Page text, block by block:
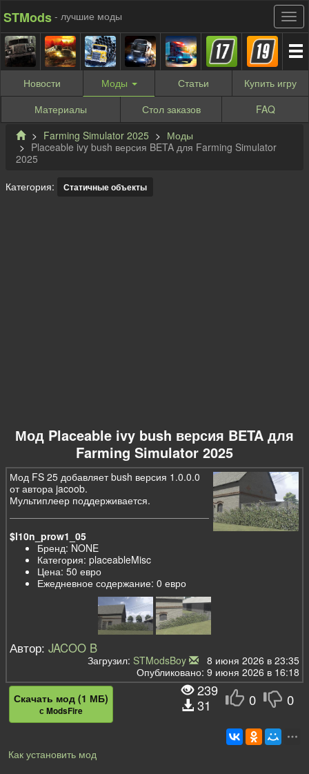
STMods - лучшие моды
Новости Моды Статьи Купить игру
Материалы
Стол заказов
FAQ
Farming Simulator 2025
Моды
Placeable ivy bush версия BETA для Farming Simulator
2025
Категория: Статичные объекты
Мод Placeable ivy bush версия BETA для
Farming Simulator 2025
Мод FS 25 добавляет bush версия 1.0.0.0
от автора jacoob.
Мультиплеер поддерживается.
$l10n_prow1_05
Бренд: NONE
Категория: placeableMisc
Цена: 50 евро
Ежедневное содержание: 0 евро
Автор:JACOO B
Загрузил: STModsBoy
8 июня 2026 в 23:35
Опубликовано: 9 июня 2026 в 16:18
0 0
Скачать мод (1 МБ)
с ModsFire
239
31
Как установить мод